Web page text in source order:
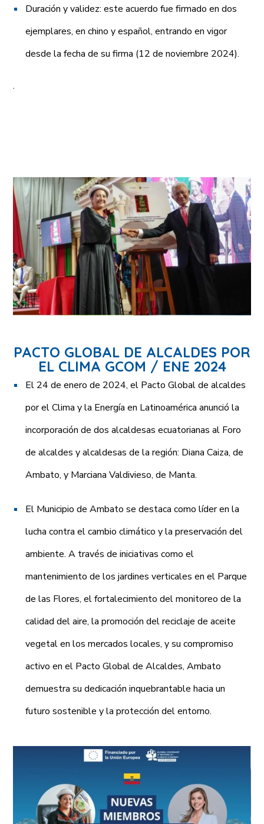
Duración y validez: este acuerdo fue firmado en dos
ejemplares, en chino y español, entrando en vigor
desde la fecha de su firma (12 de noviembre 2024).
.
PACTO GLOBAL DE ALCALDES POR
EL CLIMA GCOM / ENE 2024
El 24 de enero de 2024, el Pacto Global de alcaldes
por el Clima y la Energía en Latinoamérica anunció la
incorporación de dos alcaldesas ecuatorianas al Foro
de alcaldes y alcaldesas de la región: Diana Caiza, de
Ambato, y Marciana Valdivieso, de Manta.
El Municipio de Ambato se destaca como líder en la
lucha contra el cambio climático y la preservación del
ambiente. A través de iniciativas como el
mantenimiento de los jardines verticales en el Parque
de las Flores, el fortalecimiento del monitoreo de la
calidad del aire, la promoción del reciclaje de aceite
vegetal en los mercados locales, y su compromiso
activo en el Pacto Global de Alcaldes, Ambato
demuestra su dedicación inquebrantable hacia un
futuro sostenible y la protección del entorno.